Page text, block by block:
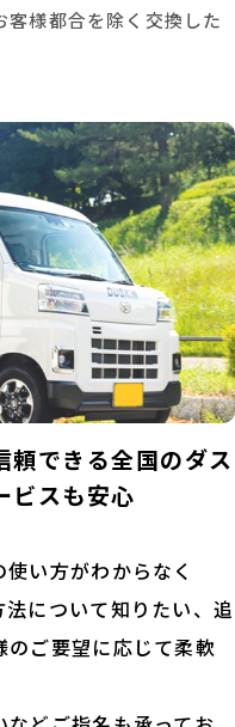
様都合を除く交換した
頼できる全国のダス
ビスも安心
い方がわからなく
について知りたい、追
ご要望に応じて柔軟